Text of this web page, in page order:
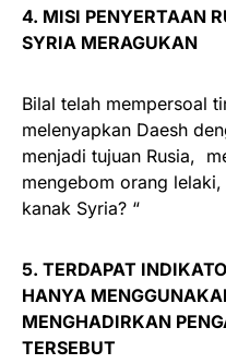
4. MISI PENYERTAAN
SYRIA MERAGUKAN
Bilal telah mempersoal
melenyapkan Daesh
menjadi tujuan Rusia,
mengebom orang
kanak Syria? “
5. TERDAPAT
HANYA
MENGHADIRKAN
TERSEBUT